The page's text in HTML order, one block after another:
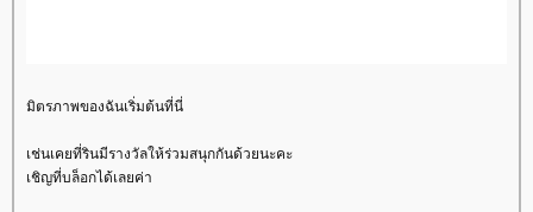
มิตรภาพของฉันเริ่มต้นที่นี่
เช่นเคยที่รินมีรางวัลให้ร่วมสนุกกันด้วยนะคะ
เชิญที่บล็อกได้เลยค่า